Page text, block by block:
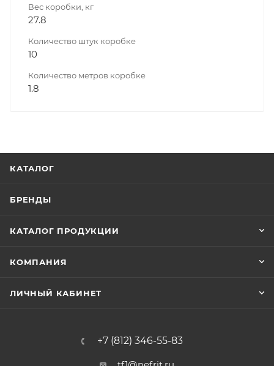
Вес коробки, кг
27.8
Количество штук коробке
10
Количество метров коробке
1.8
КАТАЛОГ
БРЕНДЫ
КАТАЛОГ ПРОДУКЦИИ
КОМПАНИЯ
ЛИЧНЫЙ КАБИНЕТ
+7 (812) 346-55-83